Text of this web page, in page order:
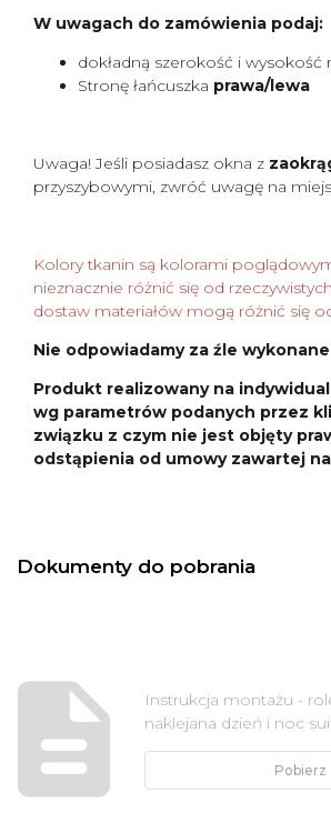
W uwagach do zamówienia podaj:
dokładną szerokość i wysokość
Stronę łańcuszka prawa/lewa
Uwaga! Jeśli posiadasz okna z
przyszybowymi, zwróć uwagę na
Kolory tkanin są kolorami
nieznacznie różnić się od
dostaw materiałów mogą różnić się
Nie odpowiadamy za źle
Produkt realizowany na
wg parametrów podanych przez
związku z czym nie jest objęty
odstąpienia od umowy zawartej na
Dokumenty do pobrania
Instrukcja montażu -
naklejana dzień i noc
Pobierz